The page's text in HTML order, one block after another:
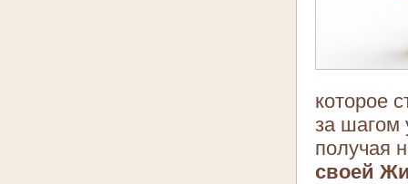
которое
за шагом
получая
своей